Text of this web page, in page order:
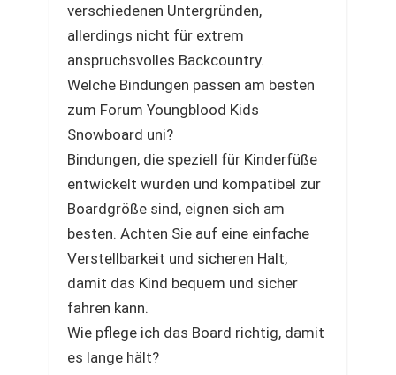
verschiedenen Untergründen,
allerdings nicht für extrem
anspruchsvolles Backcountry.
Welche Bindungen passen am besten
zum Forum Youngblood Kids
Snowboard uni?
Bindungen, die speziell für Kinderfüße
entwickelt wurden und kompatibel zur
Boardgröße sind, eignen sich am
besten. Achten Sie auf eine einfache
Verstellbarkeit und sicheren Halt,
damit das Kind bequem und sicher
fahren kann.
Wie pflege ich das Board richtig, damit
es lange hält?